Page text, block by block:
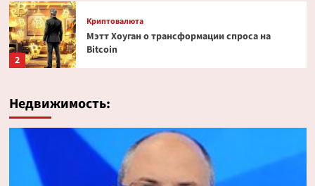
2
Криптовалюта
Мэтт Хоуган о трансформации спроса на
Bitcoin
Криптовалюта
токенизированных акциях
Криптовалюта
Недвижимость: